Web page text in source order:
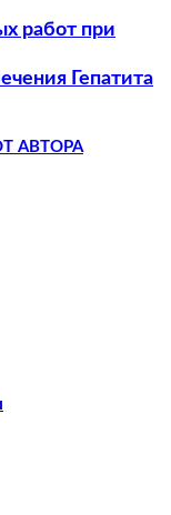
работ при
Гепатита
АВТОРА